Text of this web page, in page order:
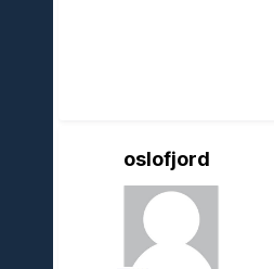
oslofjord